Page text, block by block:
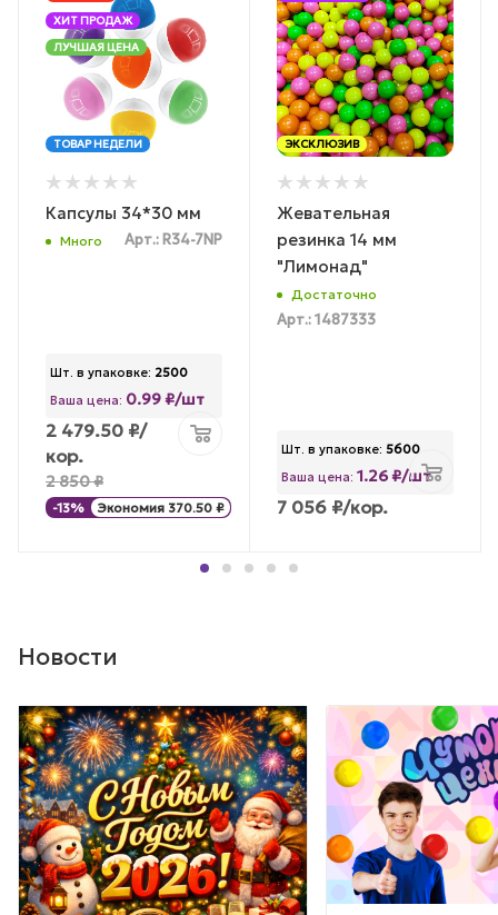
ХИТ ПРОДАЖ
ЛУЧШАЯ ЦЕНА
ТОВАР НЕДЕЛИ
Капсулы 34*30 мм
Много Арт.: R34-7NP
Шт. в упаковке: 2500
Ваша цена: 0.99 ₽/шт
2 479.50 ₽/
кор.
2 850₽
-13% Экономия 370.50 ₽
ЭКСКЛЮЗИВ
Жевательная
резинка 14 мм
"Лимонад"
Достаточно
Арт.: 1487333
Шт. в упаковке: 5600
Ваша цена: 1.26 ₽/шт
7 056 ₽/кор.
Новости